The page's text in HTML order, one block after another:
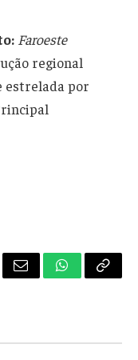
Faroeste
regional
estrelada por
Email WhatsApp
Copy